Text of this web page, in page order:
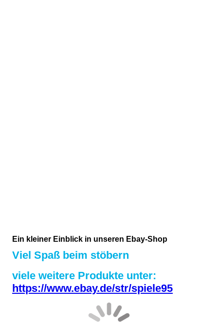
Ein kleiner Einblick in unseren Ebay-Shop
Viel Spaß beim stöbern
viele weitere Produkte unter:
https://www.ebay.de/str/spiele95